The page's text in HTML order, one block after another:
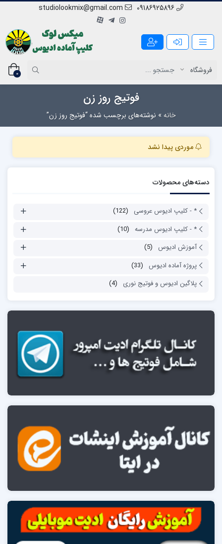
09186925896
studiolookmix@gmail.com
0
فوتیج روز زن
خانه» نوشته‌های برچسب شده “فوتیج روز زن”
موردی پیدا نشد
دسته‌های محصولات
* - کلیپ ادیوس عروسی
(122)
* - کلیپ ادیوس مدرسه (10)
آموزش ادیوس
(5)
پروژه آماده ادیوس
(33)
پلاگین ادیوس و فوتیج نوری
(4)